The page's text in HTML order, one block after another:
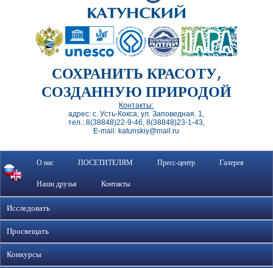
СОХРАНИТЬ КРАСОТУ,
СОЗДАННУЮ ПРИРОДОЙ
Контакты:
адрес: с. Усть-Кокса, ул. Заповедная, 1,
тел.: 8(38848)22-9-46, 8(38848)23-1-43,
E-mail: katunskiy@mail.ru
О нас ПОСЕТИТЕЛЯМ Пресс-центр Галерея
Наши друзья Контакты
Исследовать
Просвещать
Конкурсы